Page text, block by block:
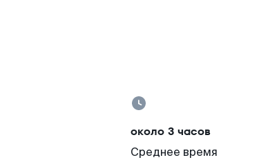
около 3 часов
Среднее время